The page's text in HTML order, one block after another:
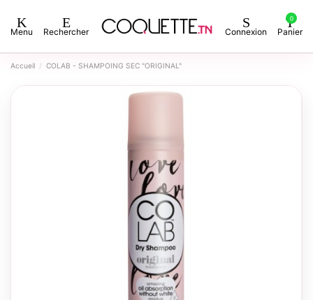
Menu Rechercher Connexion
0
Panier
Accueil COLAB - SHAMPOING SEC "ORIGINAL"